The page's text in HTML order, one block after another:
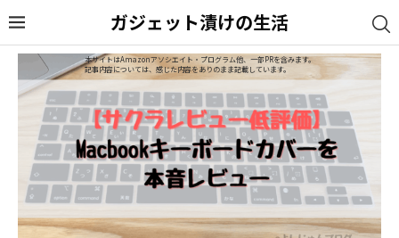
ガジェット漬けの生活
本サイトはAmazonアソシエイト・プログラム他、一部PRを含みます。
記事内容については、感じた内容をありのまま記載しています。